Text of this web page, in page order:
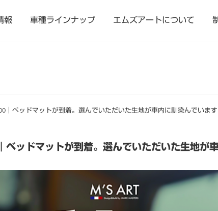
報 車種ラインナップ エムズアートについて
｜ベッドマットが到着。選んでいただいた生地が車内に馴染んでいます
ベッドマットが到着。選んでいただいた生地が